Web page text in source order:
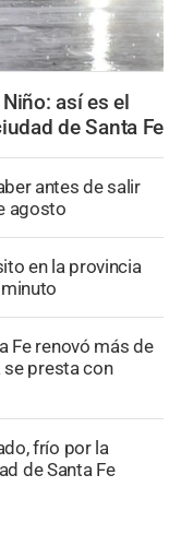
así es el
de Santa Fe
antes de salir
agosto
en la provincia
Fe renovó más de
se presta con
frío por la
de Santa Fe